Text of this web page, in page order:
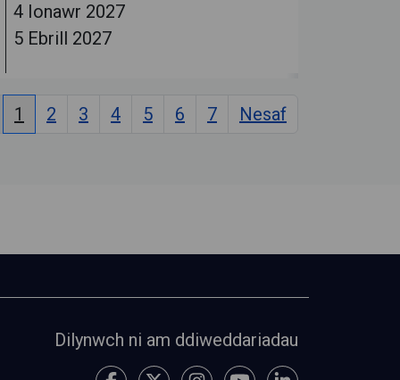
4 Ionawr 2027
5 Ebrill 2027
1 2 3 4 5 6 7 Nesaf
Dilynwch ni am ddiweddariadau